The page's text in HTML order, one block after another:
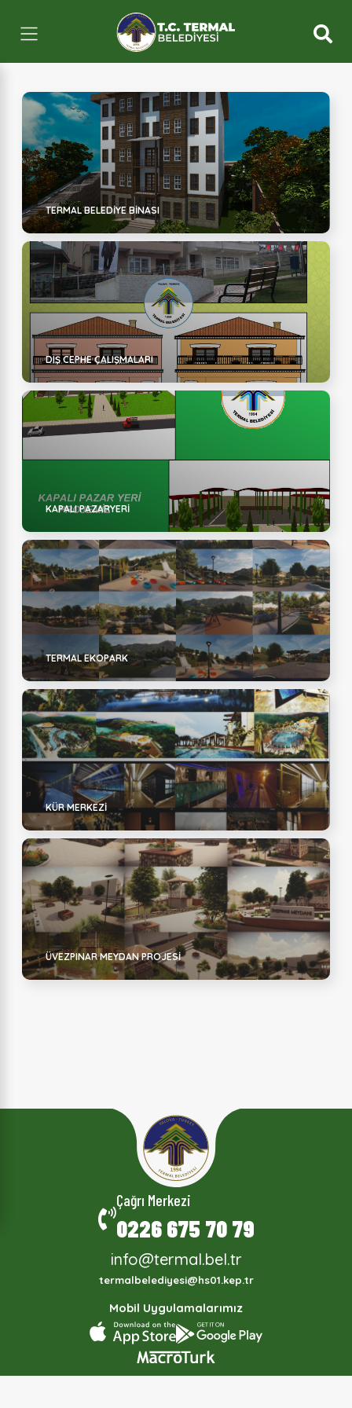
TERMAL BELEDIYE BINASI
DIŞ CEPHE ÇALIŞMALARI
KAPALI PAZARYERI
TERMAL EKOPARK
KÜR MERKEZİ
ÜVEZPINAR MEYDAN PROJESİ
Çağrı Merkezi
0226 675 70 79
info@termal.bel.tr
termalbelediyesi@hs01.kep.tr
Mobil Uygulamalarımız